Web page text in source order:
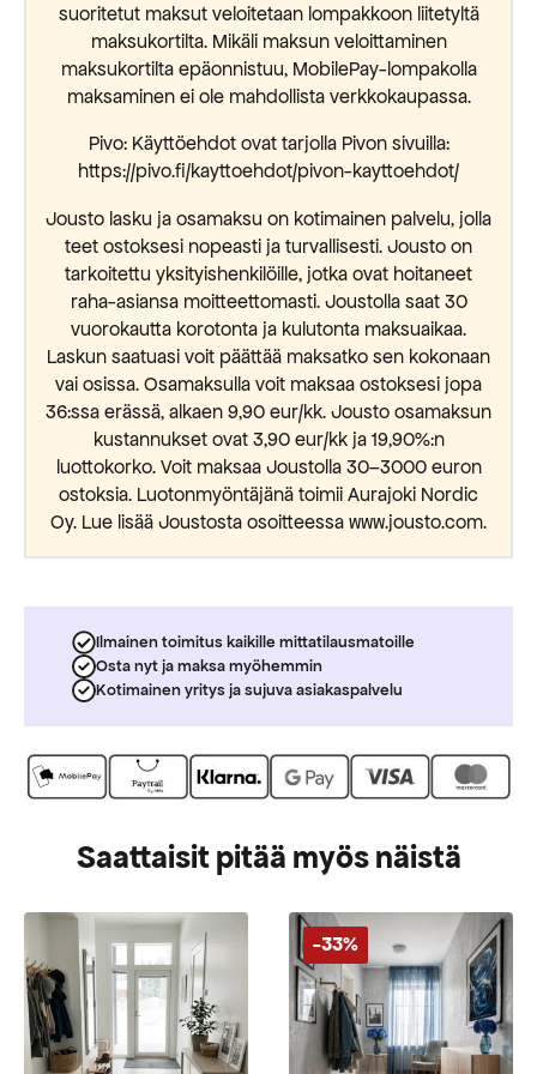
suoritetut maksut veloitetaan lompakkoon liitetyltä
maksukortilta. Mikäli maksun veloittaminen
maksukortilta epäonnistuu, MobilePay-lompakolla
maksaminen ei ole mahdollista verkkokaupassa.
Pivo: Käyttöehdot ovat tarjolla Pivon sivuilla:
https://pivo.fi/kayttoehdot/pivon-kayttoehdot/
Jousto lasku ja osamaksu on kotimainen palvelu, jolla
teet ostoksesi nopeasti ja turvallisesti. Jousto on
tarkoitettu yksityishenkilöille, jotka ovat hoitaneet
raha-asiansa moitteettomasti. Joustolla saat 30
vuorokautta korotonta ja kulutonta maksuaikaa.
Laskun saatuasi voit päättää maksatko sen kokonaan
vai osissa. Osamaksulla voit maksaa ostoksesi jopa
36:ssa erässä, alkaen 9,90 eur/kk. Jousto osamaksun
kustannukset ovat 3,90 eur/kk ja 19,90%:n
luottokorko. Voit maksaa Joustolla 30–3000 euron
ostoksia. Luotonmyöntäjänä toimii Aurajoki Nordic
Oy. Lue lisää Joustosta osoitteessa www.jousto.com.
Ilmainen toimitus kaikille mittatilausmatoille
Osta nyt ja maksa myöhemmin
Kotimainen yritys ja sujuva asiakaspalvelu
Saattaisit pitää myös näistä
-33%